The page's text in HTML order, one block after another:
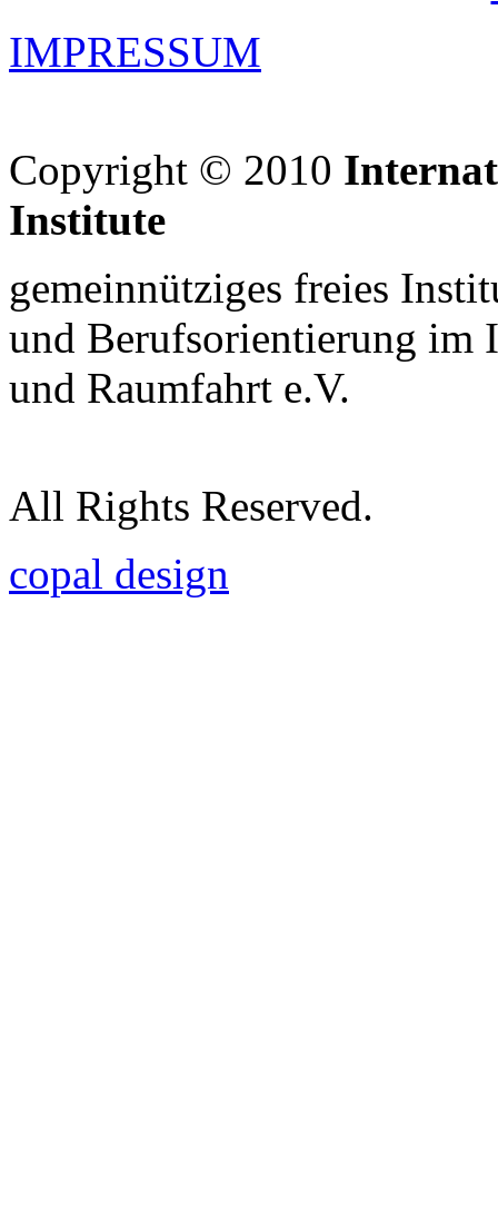
IMPRESSUM
Copyright © 2010
Institute
gemeinnütziges freies
und Berufsorientierung im
und Raumfahrt e.V.
All Rights Reserved.
copal design